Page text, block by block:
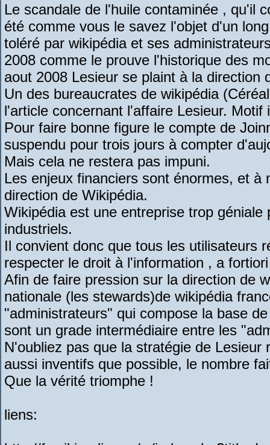
Le scandale de l'huile contaminée , qu'il
été comme vous le savez l'objet d'un
toléré par wikipédia et ses
2008 comme le prouve l'historique des
aout 2008 Lesieur se plaint à la direction
Un des bureaucrates de wikipédia
l'article concernant l'affaire Lesieur.
Pour faire bonne figure le compte de
suspendu pour trois jours à compter
Mais cela ne restera pas impuni.
Les enjeux financiers sont énormes, et
direction de Wikipédia.
Wikipédia est une entreprise trop
industriels.
Il convient donc que tous les utilisateurs
respecter le droit à l'information , a
Afin de faire pression sur la direction de
nationale (les stewards)de wikipédia
"administrateurs" qui compose la base
sont un grade intermédiaire entre les
N'oubliez pas que la stratégie de
aussi inventifs que possible, le nombre
Que la vérité triomphe !
liens: